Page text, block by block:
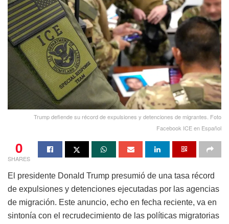
Trump defiende su récord de expulsiones y detenciones de migrantes. Foto
Facebook ICE en Español
0
SHARES
El presidente Donald Trump presumió de una tasa récord
de expulsiones y detenciones ejecutadas por las agencias
de migración. Este anuncio, echo en fecha reciente, va en
sintonía con el recrudecimiento de las políticas migratorias